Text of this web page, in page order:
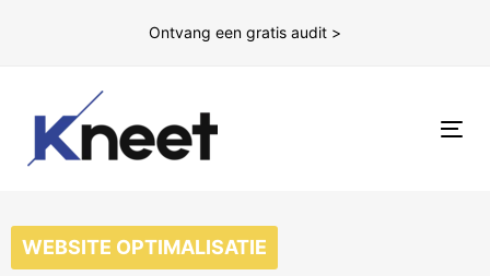
Ontvang een gratis audit >
WEBSITE OPTIMALISATIE